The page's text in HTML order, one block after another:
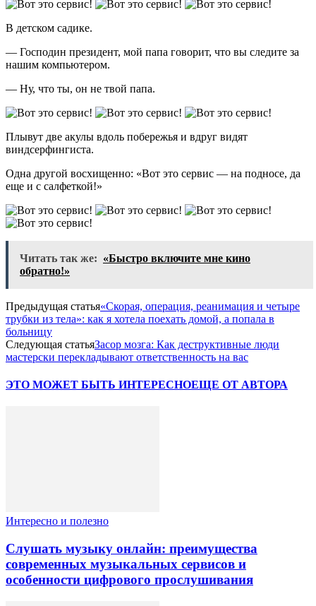
В детском садике.
— Господин президент, мой папа говорит, что вы следите за
нашим компьютером.
— Ну, что ты, он не твой папа.
Плывут две акулы вдоль побережья и вдруг видят
виндсерфингиста.
Одна другой восхищенно: «Вот это сервис — на подносе, да
еще и с салфеткой!»
Читать так же: «Быстро включите мне кино
обратно!»
Предыдущая статья«Скорая, операция, реанимация и четыре
трубки из тела»: как я хотела поехать домой, а попала в
больницу
Следующая статьяЗасор мозга: Как деструктивные люди
мастерски перекладывают ответственность на вас
ЭТО МОЖЕТ БЫТЬ ИНТЕРЕСНОЕЩЕ ОТ АВТОРА
Интересно и полезно
Слушать музыку онлайн: преимущества
современных музыкальных сервисов и
особенности цифрового прослушивания